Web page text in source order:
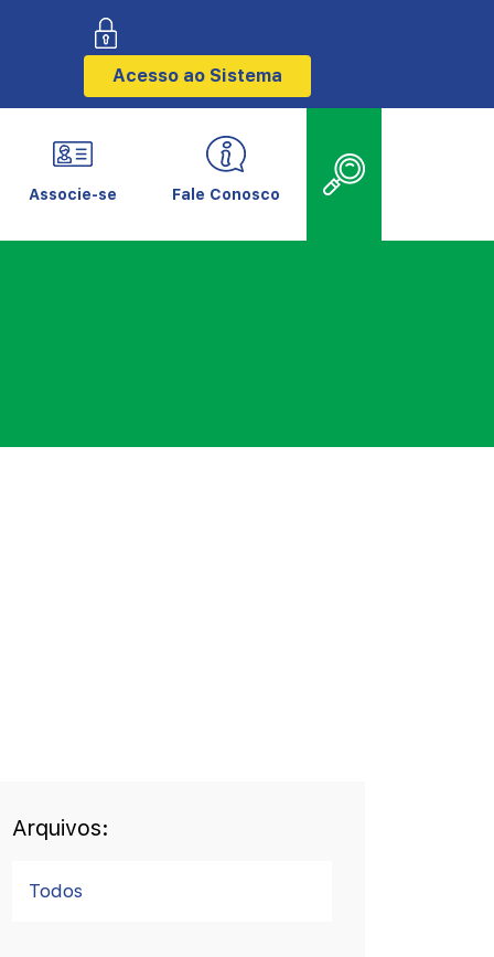
Acesso ao Sistema
Associe-se Fale Conosco
Arquivos:
Todos